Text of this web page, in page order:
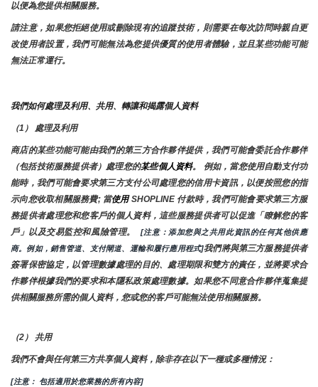
以便為您提供相關服務。
請注意，如果您拒絕使用或刪除現有的追蹤技術，則需要在每次訪問時親自更
改使用者設置，我們可能無法為您提供優質的使用者體驗，並且某些功能可能
無法正常運行。
我們如何處理及利用、共用、轉讓和揭露個人資料
（1） 處理及利用
商店的某些功能可能由我們的第三方合作夥伴提供，我們可能會委託合作夥伴
（包括技術服務提供者）處理您的某些個人資料。 例如，當您使用自動支付功
能時，我們可能會要求第三方支付公司處理您的信用卡資訊，以便按照您的指
示向您收取相關服務費; 當使用 SHOPLINE 付款時，我們可能會要求第三方服
務提供者處理您和您客戶的個人資料，這些服務提供者可以促進「瞭解您的客
戶」以及交易監控和風險管理。
[注意：添加您與之共用此資訊的任何其他供應
商。例如，銷售管道、支付閘道、運輸和履行應用程式]我們將與第三方服務提供者
簽署保密協定，以管理數據處理的目的、處理期限和雙方的責任，並將要求合
作夥伴根據我們的要求和本隱私政策處理數據。如果您不同意合作夥伴蒐集提
供相關服務所需的個人資料，您或您的客戶可能無法使用相關服務。
（2） 共用
我們不會與任何第三方共享個人資料，除非存在以下一種或多種情況：
[注意： 包括適用於您業務的所有內容]